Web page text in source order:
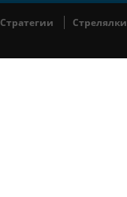
Cтратегии Cтрелялки